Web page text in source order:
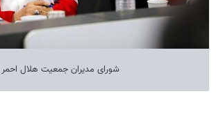
شورای مدیران جمعیت هلال احمر